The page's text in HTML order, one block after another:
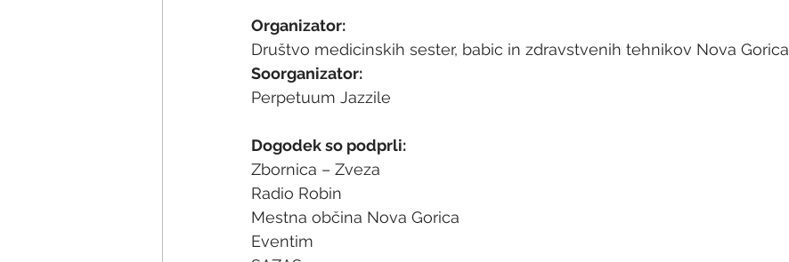
Organizator:
Društvo medicinskih sester, babic in zdravstvenih tehnikov Nova Gorica
Soorganizator:
Perpetuum Jazzile
Dogodek so podprli:
Zbornica – Zveza
Radio Robin
Mestna občina Nova Gorica
Eventim